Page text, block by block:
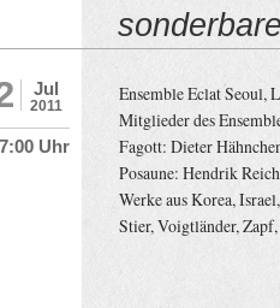
Jul
2011
Uhr
Ensemble Eclat Seoul,
Mitglieder des
Fagott: Dieter
Posaune: Hendrik
Werke aus Korea,
Stier, Voigtländer,